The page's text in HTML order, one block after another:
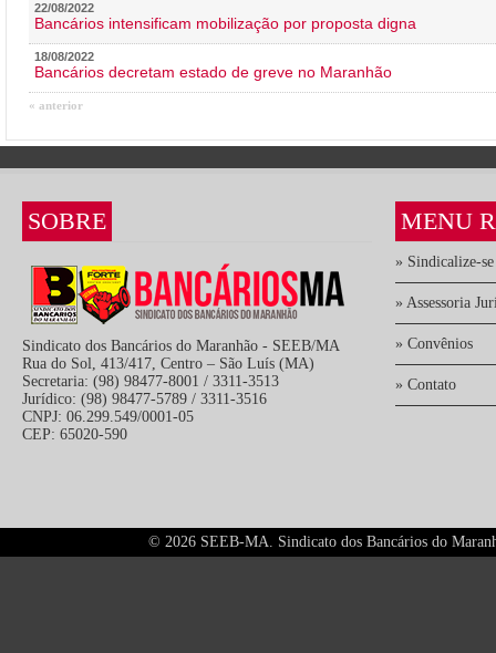
22/08/2022
Bancários intensificam mobilização por proposta digna
18/08/2022
Bancários decretam estado de greve no Maranhão
« anterior
SOBRE
Sindicato dos Bancários do Maranhão - SEEB/MA
Rua do Sol, 413/417, Centro – São Luís (MA)
Secretaria: (98) 98477-8001 / 3311-3513
Jurídico: (98) 98477-5789 / 3311-3516
CNPJ: 06.299.549/0001-05
CEP: 65020-590
MENU
» Sindicalize-se
» Assessoria
» Convênios
» Contato
© 2026 SEEB-MA. Sindicato dos Bancários do